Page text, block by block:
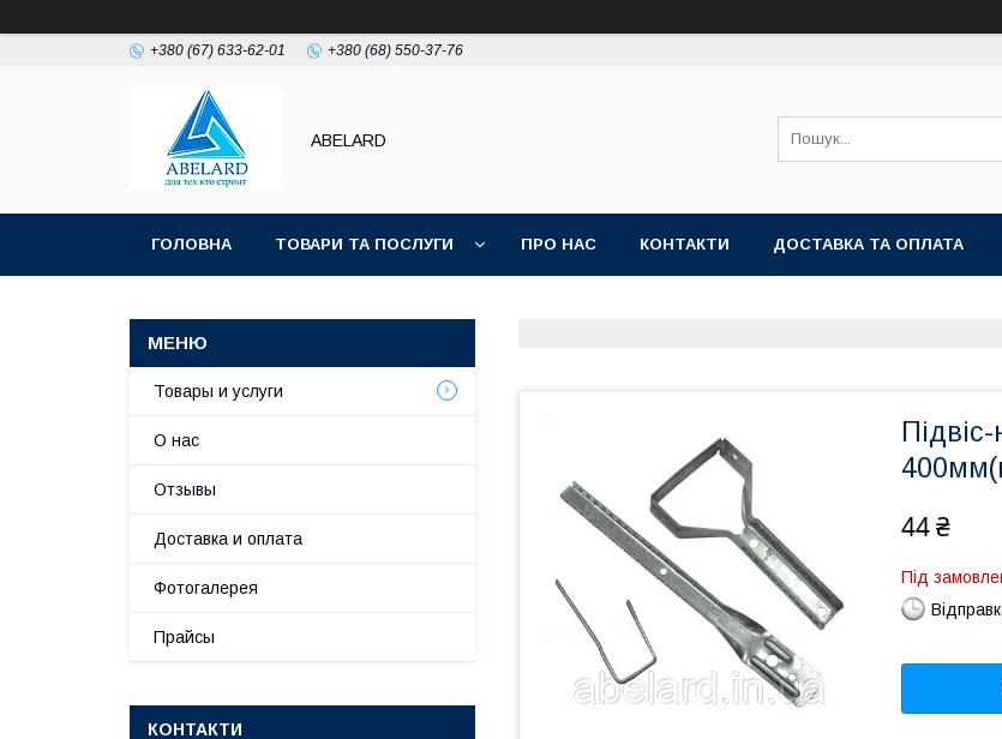
+380 (67) 633-62-01 +380 (68) 550-37-76
ABELARD
ГОЛОВНА ТОВАРИ ТА ПОСЛУГИ ПРО НАС КОНТАКТИ ДОСТАВКА ТА ОПЛАТА
44 ₴
Під
Товары и услуги
О нас
Отзывы
Доставка и оплата
Фотогалерея
Прайсы
КОНТАКТИ